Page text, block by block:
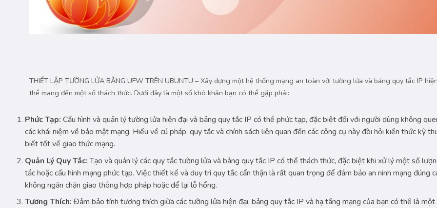
THIẾT LẬP TƯỜNG LỬA BẰNG UFW TRÊN UBUNTU – Xây dựng một hệ thống mạng an toàn với tường lửa và bảng quy tắc IP
thể mang đến một số thách thức. Dưới đây là một số khó khăn bạn có thể gặp phải:
Phức Tạp: Cấu hình và quản lý tường lửa hiện đại và bảng quy tắc IP có thể phức tạp, đặc biệt đối với người dùng không
các khái niệm về bảo mật mạng. Hiểu về cú pháp, quy tắc và chính sách liên quan đến các công cụ này đòi hỏi kiến thức kỹ
biết tốt về giao thức mạng.
Quản Lý Quy Tắc:Tạo và quản lý các quy tắc tường lửa và bảng quy tắc IP có thể thách thức, đặc biệt khi xử lý một số
tắc hoặc cấu hình mạng phức tạp. Việc thiết kế và duy trì quy tắc cẩn thận là rất quan trọng để đảm bảo an ninh mạng đúng
không ngăn chặn giao thông hợp pháp hoặc để lại lỗ hổng.
Tương Thích: Đảm bảo tính tương thích giữa các tường lửa hiện đại, bảng quy tắc IP và hạ tầng mạng của bạn có thể là một